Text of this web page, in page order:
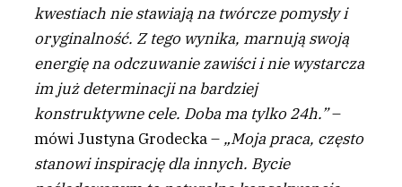
kwestiach nie stawiają na twórcze pomysły i
oryginalność. Z tego wynika, marnują swoją
energię na odczuwanie zawiści i nie wystarcza
im już determinacji na bardziej
konstruktywne cele. Doba ma tylko 24h.”–
mówi Justyna Grodecka – „Moja praca, często
stanowi inspirację dla innych. Bycie